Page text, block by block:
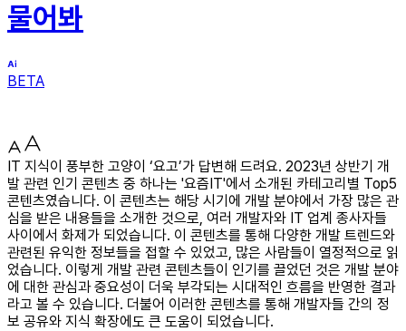
물어봐
BETA
IT 지식이 풍부한 고양이 ‘요고’가 답변해 드려요. 2023년 상반기 개
발 관련 인기 콘텐츠 중 하나는 '요즘IT'에서 소개된 카테고리별 Top5
콘텐츠였습니다. 이 콘텐츠는 해당 시기에 개발 분야에서 가장 많은 관
심을 받은 내용들을 소개한 것으로, 여러 개발자와 IT 업계 종사자들
사이에서 화제가 되었습니다. 이 콘텐츠를 통해 다양한 개발 트렌드와
관련된 유익한 정보들을 접할 수 있었고, 많은 사람들이 열정적으로 읽
었습니다. 이렇게 개발 관련 콘텐츠들이 인기를 끌었던 것은 개발 분야
에 대한 관심과 중요성이 더욱 부각되는 시대적인 흐름을 반영한 결과
라고 볼 수 있습니다. 더불어 이러한 콘텐츠를 통해 개발자들 간의 정
보 공유와 지식 확장에도 큰 도움이 되었습니다.